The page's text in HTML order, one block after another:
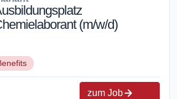
(m/w/d)
zum Job